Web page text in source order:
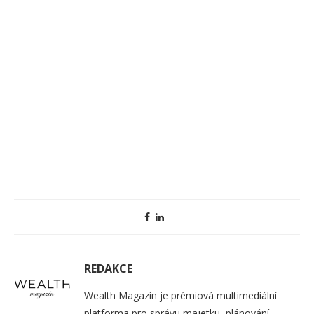
REDAKCE
Wealth Magazín je prémiová multimediální